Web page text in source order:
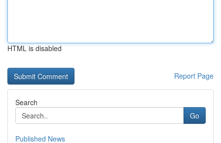
HTML is disabled
Report Page
Search
Go
Published News